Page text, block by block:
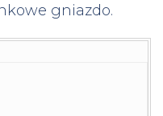
gniazdo.